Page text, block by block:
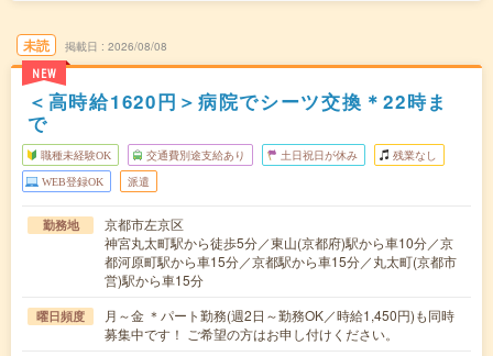
未読
NEW
掲載日 2026/08/08
＜高時給1620円＞病院でシーツ交換＊22時ま
で
職種未経験OK 交通費別途支給あり 土日祝日が休み 残業なし
WEB登録OK 派遣
勤務地
京都市左京区
神宮丸太町駅から徒歩5分／東山(京都府)駅から車10分／京
都河原町駅から車15分／京都駅から車15分／丸太町(京都市
営)駅から車15分
曜日頻度
月～金 ＊パート勤務(週2日～勤務OK／時給1,450円)も同時
募集中です！ ご希望の方はお申し付けください。